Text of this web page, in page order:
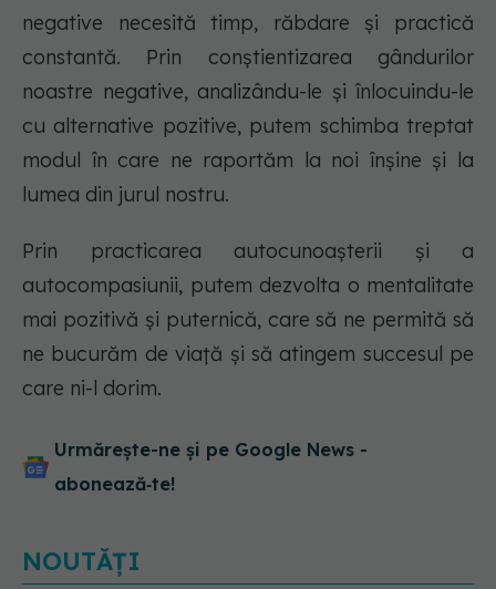
negative necesită timp, răbdare și practică
constantă. Prin conștientizarea gândurilor
noastre negative, analizându-le și înlocuindu-le
cu alternative pozitive, putem schimba treptat
modul în care ne raportăm la noi înșine și la
lumea din jurul nostru.
Prin practicarea autocunoașterii și a
autocompasiunii, putem dezvolta o mentalitate
mai pozitivă și puternică, care să ne permită să
ne bucurăm de viață și să atingem succesul pe
care ni-l dorim.
Urmărește-ne și pe Google News -
abonează‑te!
NOUTĂȚI